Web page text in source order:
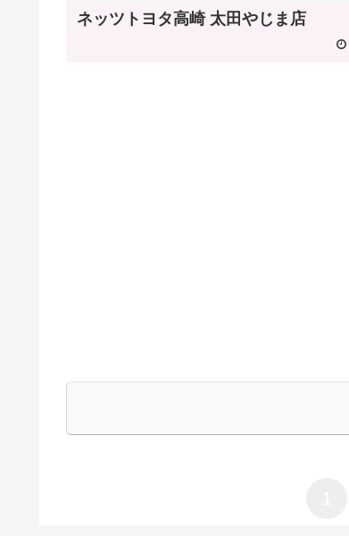
ネッツトヨタ高崎 太田やじま店